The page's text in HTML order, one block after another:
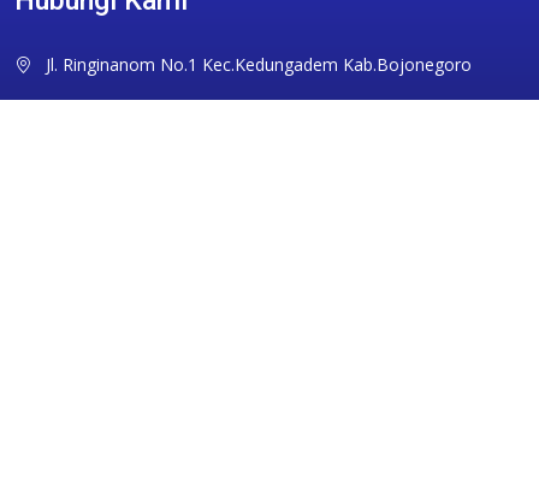
Jl. Ringinanom No.1 Kec.Kedungadem Kab.Bojonegoro